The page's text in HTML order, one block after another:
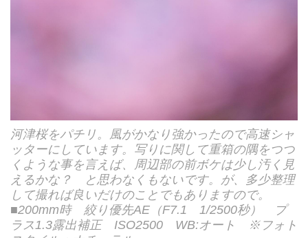
河津桜をパチリ。風がかなり強かったので高速シャ
ッターにしています。写りに関して重箱の隅をつつ
くような事を言えば、周辺部の前ボケは少し汚く見
えるかな？ と思わなくもないです。が、多少整理
して撮れば良いだけのことでもありますので。
■200mm時 絞り優先AE（F7.1 1/2500秒） プ
ラス1.3露出補正 ISO2500 WB:オート ※フォト